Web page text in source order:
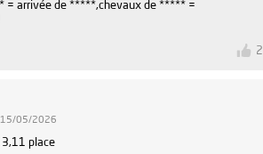
= arrivée de *****,chevaux de ***** =
2
15/05/2026
3,11 place